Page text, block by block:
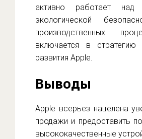
активно работает над
экологической
производственных
включается в стратегию
развития Apple.
Выводы
Apple всерьез нацелена
продажи и предоставить
высококачественные